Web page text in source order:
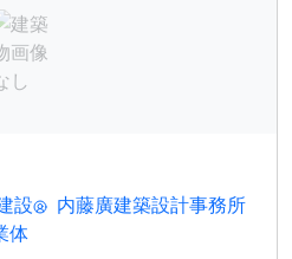
設
内藤廣建築設計事務所
体